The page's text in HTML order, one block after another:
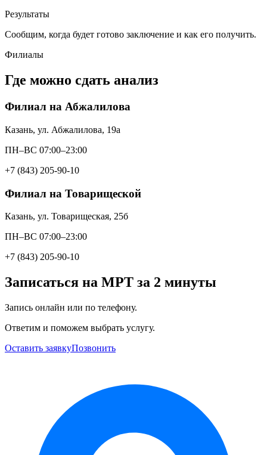
Результаты
Сообщим, когда будет готово заключение и как его получить.
Филиалы
Где можно сдать анализ
Филиал на Абжалилова
Казань, ул. Абжалилова, 19а
ПН–ВС 07:00–23:00
+7 (843) 205-90-10
Филиал на Товарищеской
Казань, ул. Товарищеская, 25б
ПН–ВС 07:00–23:00
+7 (843) 205-90-10
Записаться на МРТ за 2 минуты
Запись онлайн или по телефону.
Ответим и поможем выбрать услугу.
Оставить заявкуПозвонить